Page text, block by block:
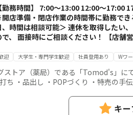
【勤務時間】 7:00～13:00 12:00～
店準備・閉店作業の時間帯に勤務で
、時間は相談可能＞ 連休を取得したい
で、 面接時にご相談ください！ 【店
迎 大学生・専門学生歓迎 社員登用あり Wワ
ストア（薬局）である「Tomod's」にて 店
ち ・品出し ・POPづくり ・特売の手
キ